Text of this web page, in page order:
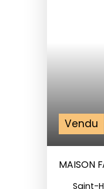
Vendu
MAISON
Saint-